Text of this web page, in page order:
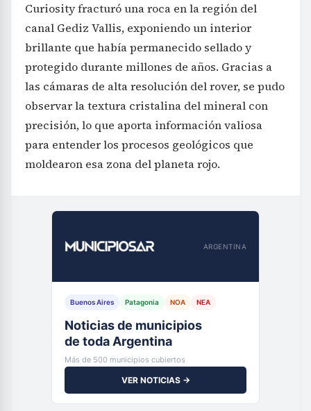
Curiosity fracturó una roca en la región del
canal Gediz Vallis, exponiendo un interior
brillante que había permanecido sellado y
protegido durante millones de años. Gracias a
las cámaras de alta resolución del rover, se pudo
observar la textura cristalina del mineral con
precisión, lo que aporta información valiosa
para entender los procesos geológicos que
moldearon esa zona del planeta rojo.
ARGENTINA
Buenos Aires Patagonia NOA NEA
Noticias de municipios
de toda Argentina
Más de 500 municipios cubiertos
VER NOTICIAS →